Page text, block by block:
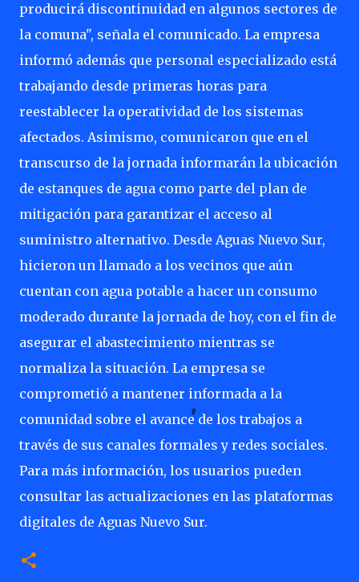
producirá discontinuidad en algunos sectores de
la comuna", señala el comunicado. La empresa
informó además que personal especializado está
trabajando desde primeras horas para
reestablecer la operatividad de los sistemas
afectados. Asimismo, comunicaron que en el
transcurso de la jornada informarán la ubicación
de estanques de agua como parte del plan de
mitigación para garantizar el acceso al
suministro alternativo. Desde Aguas Nuevo Sur,
hicieron un llamado a los vecinos que aún
cuentan con agua potable a hacer un consumo
moderado durante la jornada de hoy, con el fin de
asegurar el abastecimiento mientras se
normaliza la situación. La empresa se
comprometió a mantener informada a la
comunidad sobre el avance de los trabajos a
través de sus canales formales y redes sociales.
Para más información, los usuarios pueden
consultar las actualizaciones en las plataformas
digitales de Aguas Nuevo Sur.